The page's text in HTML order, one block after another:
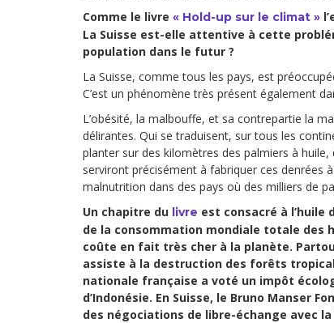
Comme le livre « Hold-up sur le climat »
La Suisse est-elle attentive à cette
population dans le futur ?
La Suisse, comme tous les pays, est
C’est un phénomène très présent également
L’obésité, la malbouffe, et sa contrepartie la
délirantes. Qui se traduisent, sur tous les
planter sur des kilomètres des palmiers à
serviront précisément à fabriquer ces denrées
malnutrition dans des pays où des milliers de
Un chapitre du livre est consacré à l’huile
de la consommation mondiale totale des
coûte en fait très cher à la planète.
assiste à la destruction des forêts
nationale française a voté un impôt
d’Indonésie. En Suisse, le Bruno Manser
des négociations de libre-échange avec